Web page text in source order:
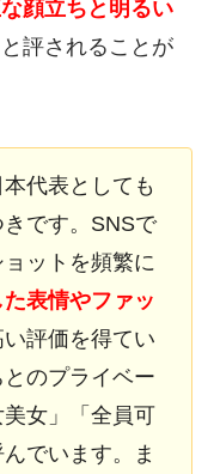
顔立ちと明るい
評されることが
代表としても
です。SNSで
ットを頻繁に
表情やファッ
評価を得てい
のプライベー
美女」「全員可
でいます。ま